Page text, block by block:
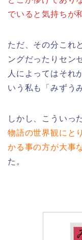
でいると気持ちが
ただ、その分これ
ングだったりセン
人によってはそれ
いう私も「みずう
しかし、こういっ
物語の世界観にと
かる事の方が大事
た。